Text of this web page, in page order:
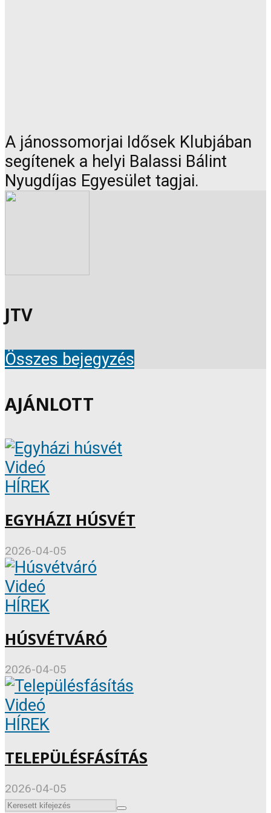
A jánossomorjai Idősek Klubjában
segítenek a helyi Balassi Bálint
Nyugdíjas Egyesület tagjai.
JTV
Összes bejegyzés
AJÁNLOTT
Videó
HÍREK
EGYHÁZI HÚSVÉT
2026-04-05
Videó
HÍREK
HÚSVÉTVÁRÓ
2026-04-05
Videó
HÍREK
TELEPÜLÉSFÁSÍTÁS
2026-04-05